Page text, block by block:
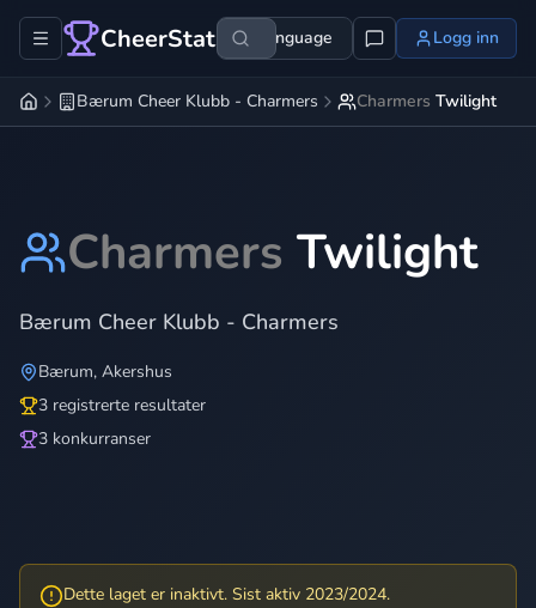
CheerStats Language Logg inn
Bærum Cheer Klubb - Charmers Charmers Twilight
Charmers Twilight
Bærum Cheer Klubb - Charmers
Bærum, Akershus
3 registrerte resultater
3 konkurranser
Dette laget er inaktivt. Sist aktiv 2023/2024.